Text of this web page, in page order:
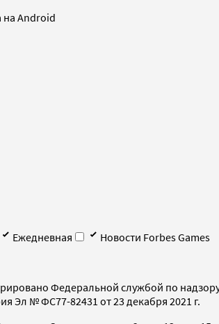
Android
Ежедневная
Новости Forbes Games
Федеральной службой по
Эл № ФС77-82431 от 23 декабря 2021 г.